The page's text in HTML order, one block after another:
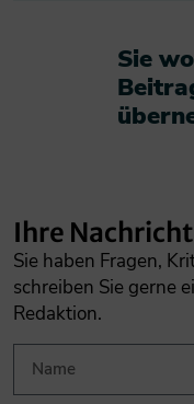
Sie
Ihre
Sie haben Fragen,
schreiben Sie gerne
Redaktion.